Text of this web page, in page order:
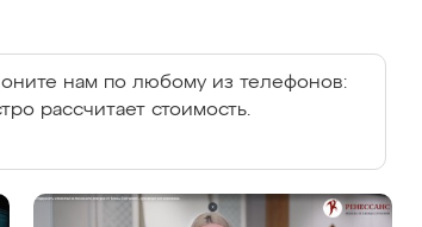
нам по любому из телефонов:
рассчитает стоимость.